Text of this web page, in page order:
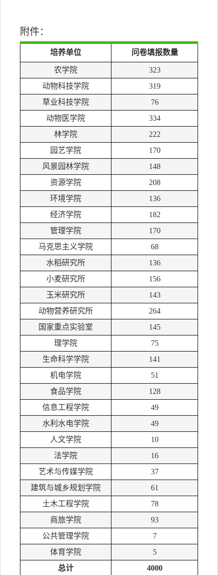
附件：
培养单位 问卷填报数量
农学院
323
动物科技学院
319
草业科技学院
76
动物医学院
334
林学院
222
园艺学院
170
风景园林学院
148
资源学院
208
环境学院
136
经济学院
182
管理学院
170
马克思主义学院
68
水稻研究所
136
小麦研究所
156
玉米研究所
143
动物营养研究所
264
国家重点实验室
145
理学院
75
生命科学学院
141
机电学院
51
食品学院
128
信息工程学院
49
水利水电学院
49
人文学院
10
法学院
16
艺术与传媒学院
37
建筑与城乡规划学院
61
土木工程学院
78
商旅学院
93
公共管理学院
7
体育学院
5
总计
4000